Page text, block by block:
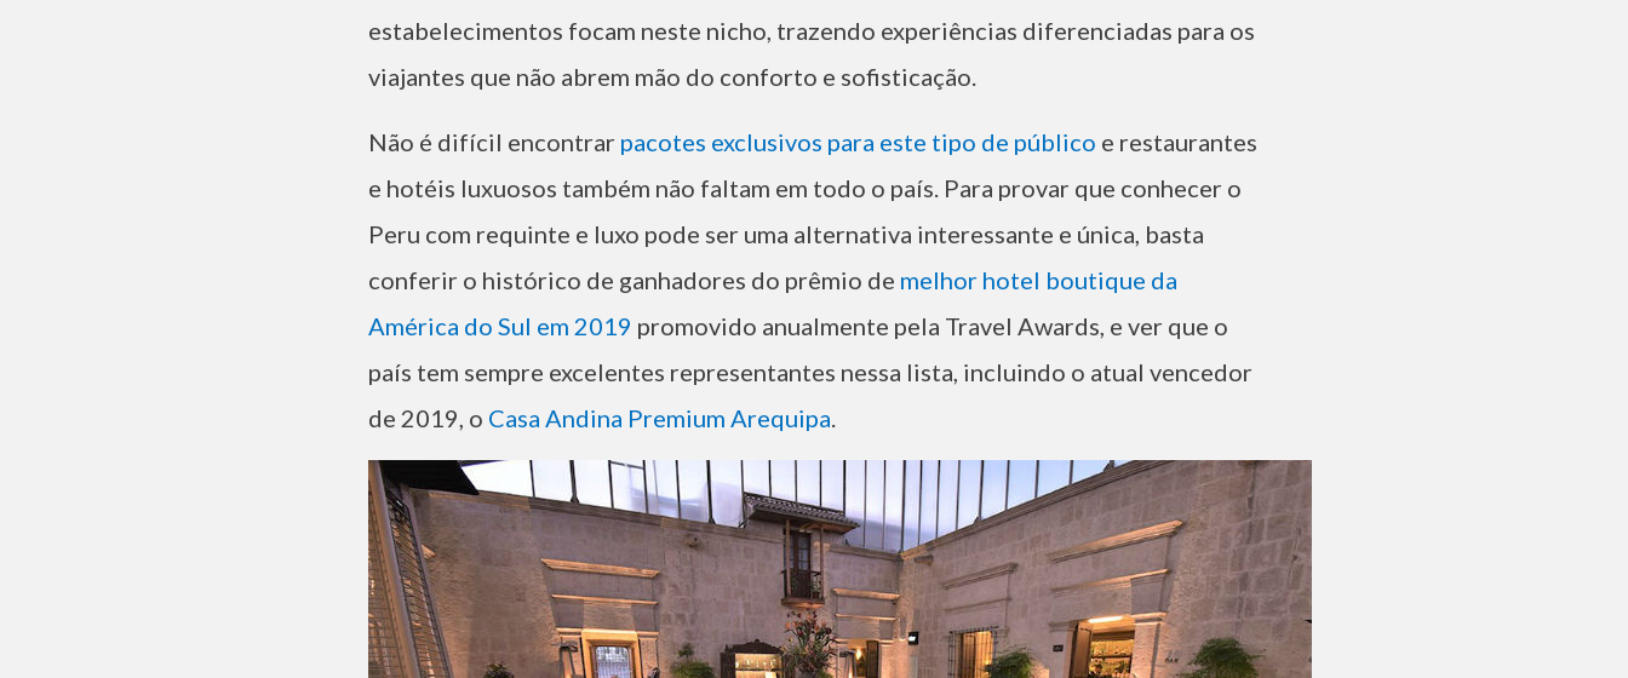
estabelecimentos focam neste nicho, trazendo experiências diferenciadas para os
viajantes que não abrem mão do conforto e sofisticação.
Não é difícil encontrar pacotes exclusivos para este tipo de público e restaurantes
e hotéis luxuosos também não faltam em todo o país. Para provar que conhecer o
Peru com requinte e luxo pode ser uma alternativa interessante e única, basta
conferir o histórico de ganhadores do prêmio de melhor hotel boutique da
América do Sul em 2019 promovido anualmente pela Travel Awards, e ver que o
país tem sempre excelentes representantes nessa lista, incluindo o atual vencedor
de 2019, o Casa Andina Premium Arequipa.